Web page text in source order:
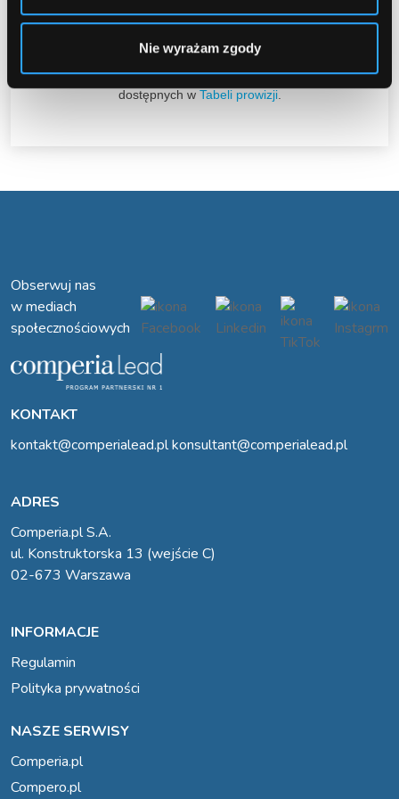
Nie wyrażam zgody
Wszelkie transakcje dotyczące tego produktu nie będą
Gorąco zapraszamy do promocji pozostałych produktów
dostępnych w Tabeli prowizji.
Obserwuj nas
w mediach
społecznościowych
INFORMACJE
Regulamin
Polityka prywatności
NASZE SERWISY
Comperia.pl
Compero.pl
ADRES
Comperia.pl S.A.
ul. Konstruktorska 13 (wejście C)
02-673 Warszawa
KONTAKT
kontakt@comperialead.plkonsultant@comperialead.pl